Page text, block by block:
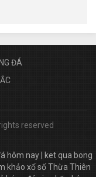
ĐÁ
reserved
hôm nay
ket qua bong
khảo xổ số Thừa Thiên